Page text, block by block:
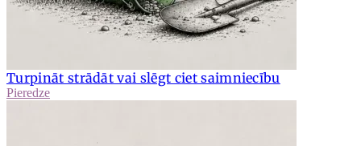
Turpināt strādāt vai slēgt ciet saimniecību
Pieredze